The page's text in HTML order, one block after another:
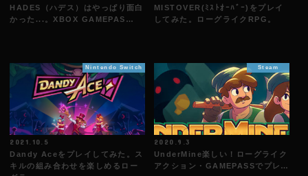
HADES（ハデス）はやっぱり面白
かった...。XBOX GAMEPAS…
MISTOVER(ﾐｽﾄｵｰﾊﾞｰ)をプレイ
してみた。ローグライクRPG。
Nintendo Switch
2021.10.5
Dandy Aceをプレイしてみた。ス
キルの組み合わせを楽しめるロー
Steam
2020.9.3
UnderMine楽しい！ローグライク
アクション・GAMEPASSでプレ…